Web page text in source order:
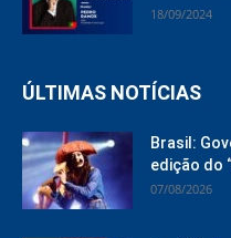
18/09/2024
ÚLTIMAS NOTÍCIAS
Brasil:
edição do
07/08/2026